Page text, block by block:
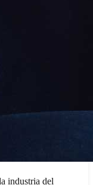
industria del